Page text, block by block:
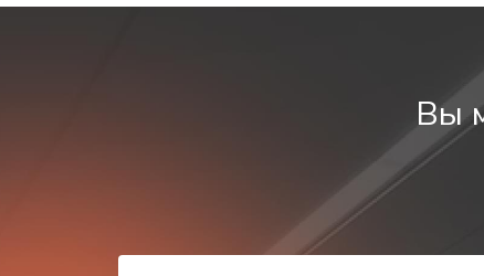
Светодиодный аварийный указатель, аварийный
Световой указатель с аккумулятором
установлена светодиодная подсветка.
Для обеспечения работы в автономном
модификациях с разным временем работы в
Вы